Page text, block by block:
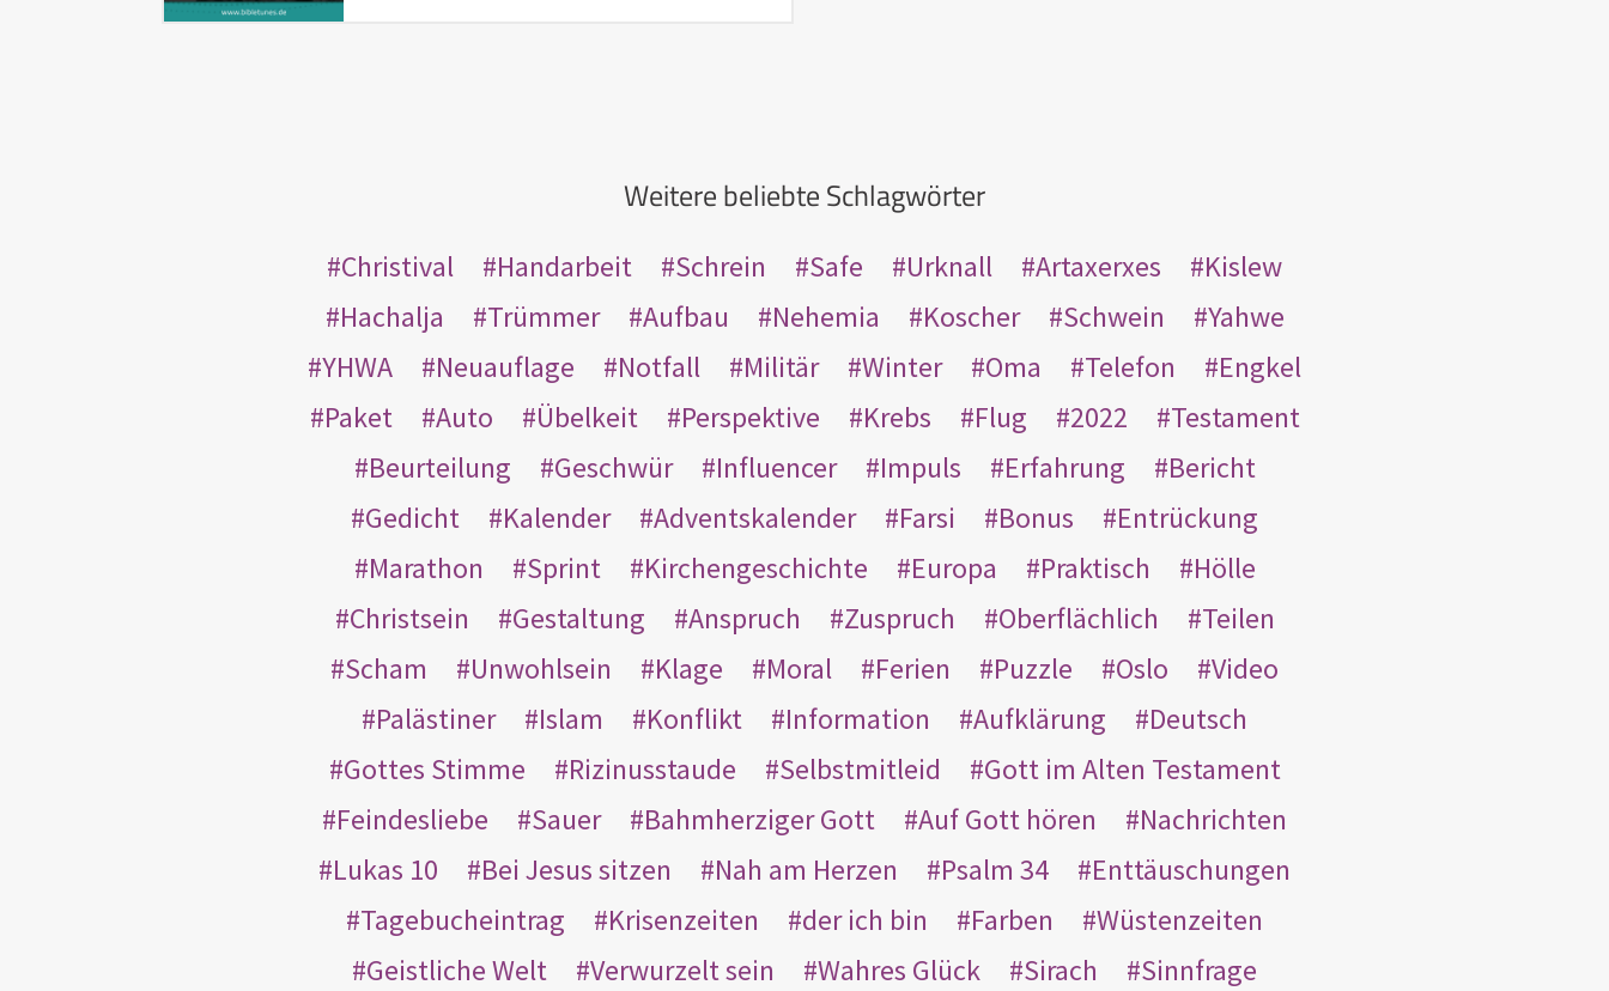
Weitere beliebte Schlagwörter
Christival Handarbeit Schrein Safe Urknall Artaxerxes
Kislew
Hachalja
Trümmer Aufbau Nehemia Koscher Schwein
Yahwe
YHWA
Neuauflage Notfall Militär Winter Oma Telefon
Engkel
Paket
Auto Übelkeit Perspektive Krebs Flug 2022
Testament
Beurteilung
Geschwür Influencer Impuls Erfahrung
Bericht
Gedicht
Kalender Adventskalender Farsi Bonus
Entrückung
Marathon
Sprint Kirchengeschichte Europa Praktisch
Hölle
Christsein
Gestaltung Anspruch Zuspruch Oberflächlich
Teilen
Scham
Unwohlsein Klage Moral Ferien Puzzle Oslo
Video
Palästiner
Islam Konflikt Information Aufklärung
Deutsch
Gottes Stimme
Rizinusstaude Selbstmitleid
Gott im Alten Testament
Feindesliebe
Sauer Bahmherziger Gott Auf Gott hören
Nachrichten
Lukas 10
Bei Jesus sitzen Nah am Herzen Psalm 34
Enttäuschungen
Tagebucheintrag
Krisenzeiten der ich bin Farben
Wüstenzeiten
Geistliche Welt
Verwurzelt sein Wahres Glück Sirach
Sinnfrage